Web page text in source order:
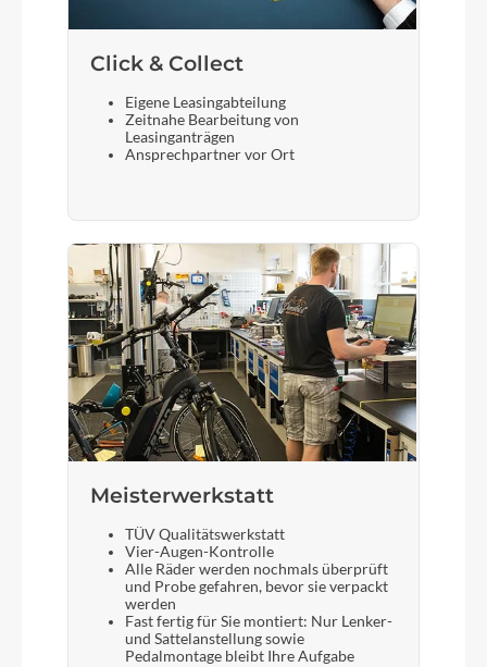
Click & Collect
Eigene Leasingabteilung
Zeitnahe Bearbeitung von
Leasinganträgen
Ansprechpartner vor Ort
Meisterwerkstatt
TÜV Qualitätswerkstatt
Vier-Augen-Kontrolle
Alle Räder werden nochmals überprüft
und Probe gefahren, bevor sie verpackt
werden
Fast fertig für Sie montiert: Nur Lenker-
und Sattelanstellung sowie
Pedalmontage bleibt Ihre Aufgabe